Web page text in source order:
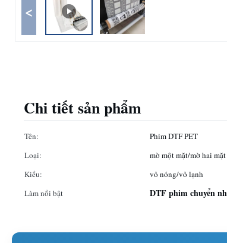
<
Chi tiết sản phẩm
Tên: Phim DTF PET
Loại:
mờ một mặt/mờ hai mặt
Kiểu:
vỏ nóng/vỏ lạnh
Làm nổi bật
DTF phim chuyển